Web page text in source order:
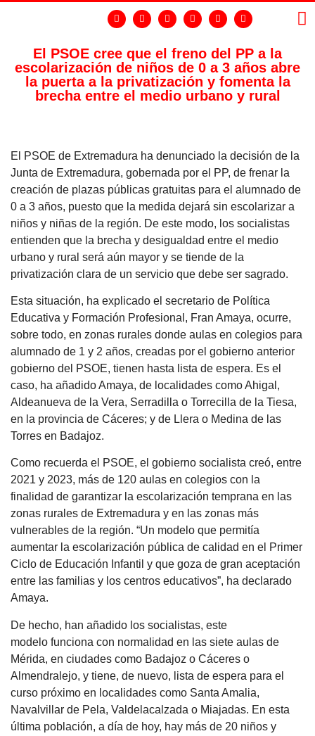
El PSOE cree que el freno del PP a la
escolarización de niños de 0 a 3 años abre
la puerta a la privatización y fomenta la
brecha entre el medio urbano y rural
El PSOE de Extremadura ha denunciado la decisión de la
Junta de Extremadura, gobernada por el PP, de frenar la
creación de plazas públicas gratuitas para el alumnado de
0 a 3 años, puesto que la medida dejará sin escolarizar a
niños y niñas de la región. De este modo, los socialistas
entienden que la brecha y desigualdad entre el medio
urbano y rural será aún mayor y se tiende de la
privatización clara de un servicio que debe ser sagrado.
Esta situación, ha explicado el secretario de Política
Educativa y Formación Profesional, Fran Amaya, ocurre,
sobre todo, en zonas rurales donde aulas en colegios para
alumnado de 1 y 2 años, creadas por el gobierno anterior
gobierno del PSOE, tienen hasta lista de espera. Es el
caso, ha añadido Amaya, de localidades como Ahigal,
Aldeanueva de la Vera, Serradilla o Torrecilla de la Tiesa,
en la provincia de Cáceres; y de Llera o Medina de las
Torres en Badajoz.
Como recuerda el PSOE, el gobierno socialista creó, entre
2021 y 2023, más de 120 aulas en colegios con la
finalidad de garantizar la escolarización temprana en las
zonas rurales de Extremadura y en las zonas más
vulnerables de la región. “Un modelo que permitía
aumentar la escolarización pública de calidad en el Primer
Ciclo de Educación Infantil y que goza de gran aceptación
entre las familias y los centros educativos”, ha declarado
Amaya.
De hecho, han añadido los socialistas, este
modelo funciona con normalidad en las siete aulas de
Mérida, en ciudades como Badajoz o Cáceres o
Almendralejo, y tiene, de nuevo, lista de espera para el
curso próximo en localidades como Santa Amalia,
Navalvillar de Pela, Valdelacalzada o Miajadas. En esta
última población, a día de hoy, hay más de 20 niños y